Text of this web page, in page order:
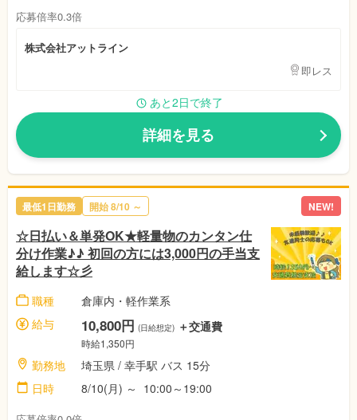
応募倍率0.3倍
株式会社アットライン
即レス
あと2日で終了
詳細を見る
最低1日勤務 開始 8/10 ～ NEW!
☆日払い＆単発OK★軽量物のカンタン仕
分け作業♪♪ 初回の方には3,000円の手当支
給します☆彡
職種
倉庫内・軽作業系
給与
10,800円 (日給想定) ＋交通費
時給1,350円
勤務地
埼玉県 / 幸手駅 バス 15分
日時
8/10(月) ～ 10:00～19:00